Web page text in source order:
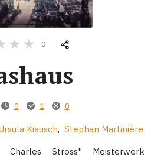
0
0 1 0
Kiausch, Stephan Martinière
Stross" Meisterwerk